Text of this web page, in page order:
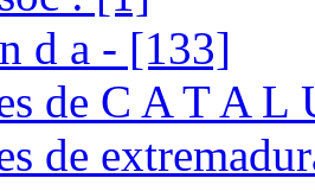
d a - [133]
de C A T A L
de